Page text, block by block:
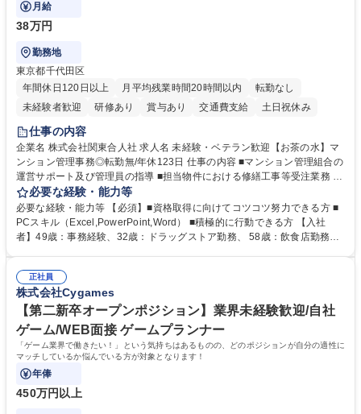
月給
38万円
勤務地
東京都千代田区
年間休日120日以上
月平均残業時間20時間以内
転勤なし
未経験者歓迎
研修あり 賞与あり 交通費支給 土日祝休み
仕事の内容
企業名 株式会社関東合人社 求人名 未経験・ベテラン歓迎【お茶の水】マ
ンション管理事務◎転勤無/年休123日 仕事の内容 ■マンション管理組合の
運営サポート及び管理員の指導 ■担当物件における修繕工事等受注業務 ■
事務所内での事務業務等 ★異業界からの転職者が多数活躍しています
【年収補足】532万円 ＋別途インセンティヴで平均約100万円/年（昨年度
実績） ＋管理業務主任者資格手当50,000円/月 ★親会社である株式会社合
人社計画研究所社のグループ会社として、質の高いサービスと適性価格を
無/年休123日
必要な経験・能力等
必要な経験・能力等 【必須】■資格取得に向けてコツコツ努力できる方 ■
PCスキル（Excel,PowerPoint,Word） ■積極的に行動できる方 【入社
者】49歳：事務経験、32歳：ドラッグストア勤務、 58歳：飲食店勤務
得出来ております！ 【魅力】■フレックス制度、未経験からでも下限年収
を一律支給！ ■管理業務主任者資格取得後には50,000円/月の手当あり！
学歴・資格 学歴：大学院 大学 高専 短大 専修学校 高校 語学力： 資格：第
一種運転免許普通自動車
正社員
株式会社Cygames
【第二新卒オープンポジション】業界未経験歓迎/自社
ゲーム/WEB面接 ゲームプランナー
「ゲーム業界で働きたい！」という気持ちはあるものの、どのポジションが自分の適性に
マッチしているか悩んでいる方が対象となります！
年俸
450万円以上